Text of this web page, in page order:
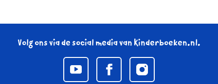
Volg ons via de social media van Kinderboeken.nl.